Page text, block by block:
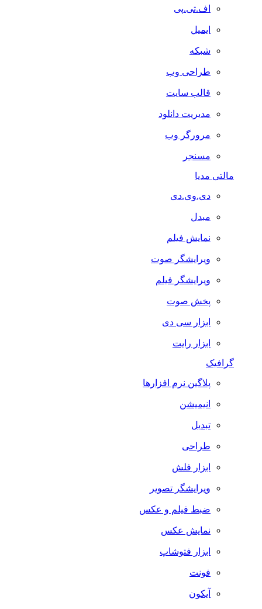
اف.تی.پی
ایمیل
شبکه
طراحی وب
قالب سایت
مدیریت دانلود
مرورگر وب
مسنجر
مالتی مدیا
دی.وی.دی
مبدل
نمایش فیلم
ویرایشگر صوت
ویرایشگر فیلم
پخش صوت
ابزار سی دی
ابزار رایت
گرافیک
پلاگین نرم افزارها
انیمیشن
تبدیل
طراحی
ابزار فلش
ویرایشگر تصویر
ضبط فيلم و عكس
نمایش عکس
ابزار فتوشاپ
فونت
آیکون